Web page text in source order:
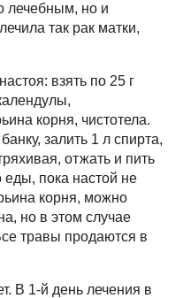
лечебным, но и
так рак матки,
взять по 25 г
корня, чистотела.
залить 1 л спирта,
отжать и пить
еды, пока настой не
корня, можно
но в этом случае
травы продаются в
В 1-й день лечения в